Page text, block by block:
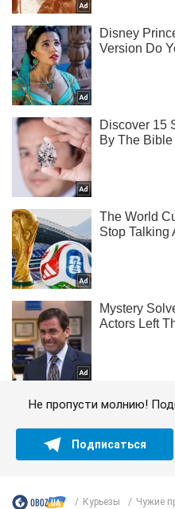
Не пропусти молнию!
Подписаться
Курьезы Чужие